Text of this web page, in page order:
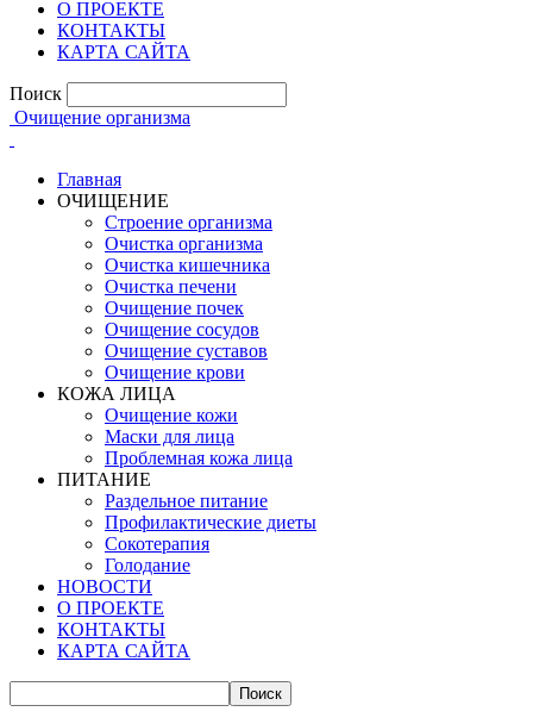
О ПРОЕКТЕ
КОНТАКТЫ
КАРТА САЙТА
Поиск
Очищение организма
Главная
ОЧИЩЕНИЕ
Строение организма
Очистка организма
Очистка кишечника
Очистка печени
Очищение почек
Очищение сосудов
Очищение суставов
Очищение крови
КОЖА ЛИЦА
Очищение кожи
Маски для лица
Проблемная кожа лица
ПИТАНИЕ
Раздельное питание
Профилактические диеты
Сокотерапия
Голодание
НОВОСТИ
О ПРОЕКТЕ
КОНТАКТЫ
КАРТА САЙТА